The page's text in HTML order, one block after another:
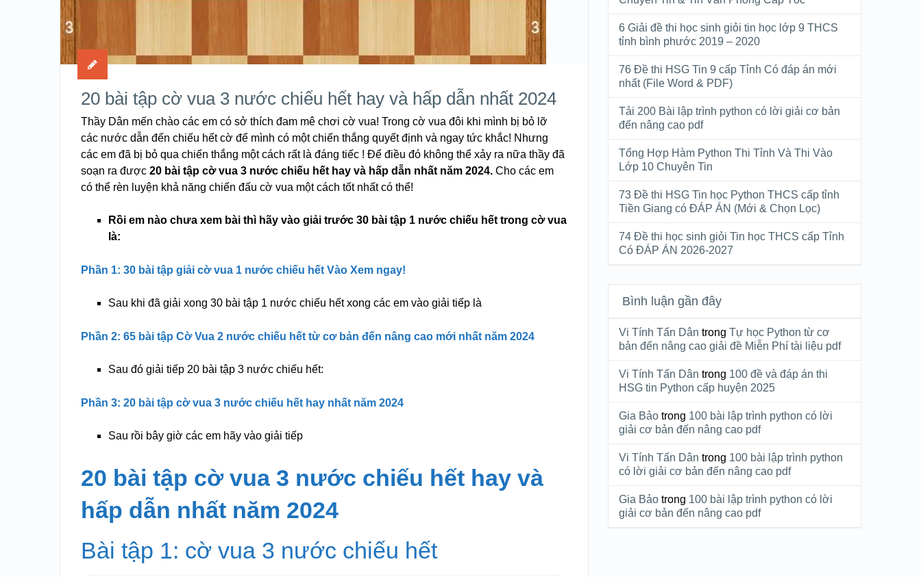
20 bài tập cờ vua 3 nước chiếu hết hay và hấp dẫn nhất 2024
Thầy Dân mến chào các em có sở thích đam mê chơi cờ vua! Trong cờ vua đôi khi mình bị bỏ lỡ
các nước dẫn đến chiếu hết cờ để mình có một chiến thắng quyết định và ngay tức khắc! Nhưng
các em đã bị bỏ qua chiến thắng một cách rất là đáng tiếc ! Để điều đó không thể xảy ra nữa thầy đã
soạn ra được20 bài tập cờ vua 3 nước chiếu hết hay và hấp dẫn nhất năm 2024.Cho các em
có thể rèn luyện khả năng chiến đấu cờ vua một cách tốt nhất có thể!
Rồi em nào chưa xem bài thì hãy vào giải trước 30 bài tập 1 nước chiếu hết trong cờ vua
là:
Phần 1: 30 bài tập giải cờ vua 1 nước chiếu hết Vào Xem ngay!
Sau khi đã giải xong 30 bài tập 1 nước chiếu hết xong các em vào giải tiếp là
Phần 2: 65 bài tập Cờ Vua 2 nước chiếu hết từ cơ bản đến nâng cao mới nhất năm 2024
Sau đó giải tiếp 20 bài tập 3 nước chiếu hết:
Phần 3: 20 bài tập cờ vua 3 nước chiếu hết hay nhất năm 2024
Sau rồi bây giờ các em hãy vào giải tiếp
20 bài tập cờ vua 3 nước chiếu hết hay và
hấp dẫn nhất năm 2024
Bài tập 1: cờ vua 3 nước chiếu hết
6 Giải đề thi học sinh giỏi tin học lớp 9 THCS
tỉnh bình phước 2019 – 2020
76 Đề thi HSG Tin 9 cấp Tỉnh Có đáp án mới
nhất (File Word & PDF)
Tải 200 Bài lập trình python có lời giải cơ bản
đến nâng cao pdf
Tổng Hợp Hàm Python Thi Tỉnh Và Thi Vào
Lớp 10 Chuyên Tin
73 Đề thi HSG Tin học Python THCS cấp tỉnh
Tiền Giang có ĐÁP ÁN (Mới & Chọn Lọc)
74 Đề thi học sinh giỏi Tin học THCS cấp Tỉnh
Có ĐÁP ÁN 2026-2027
Bình luận gần đây
Vi Tính Tấn Dân trongTự học Python từ cơ
bản đến nâng cao giải đề Miễn Phí tài liệu pdf
Vi Tính Tấn Dân trong 100 đề và đáp án thi
HSG tin Python cấp huyện 2025
Gia Bảo trong 100 bài lập trình python có lời
giải cơ bản đến nâng cao pdf
Vi Tính Tấn Dân trong 100 bài lập trình python
có lời giải cơ bản đến nâng cao pdf
Gia Bảo trong 100 bài lập trình python có lời
giải cơ bản đến nâng cao pdf